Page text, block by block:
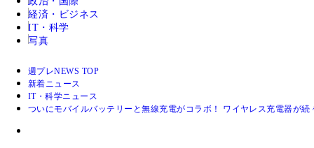
経済・ビジネス
IT・科学
写真
週プレNEWS TOP
新着ニュース
IT・科学ニュース
ついにモバイルバッテリーと無線充電がコラボ！ ワイヤレス充電器が続